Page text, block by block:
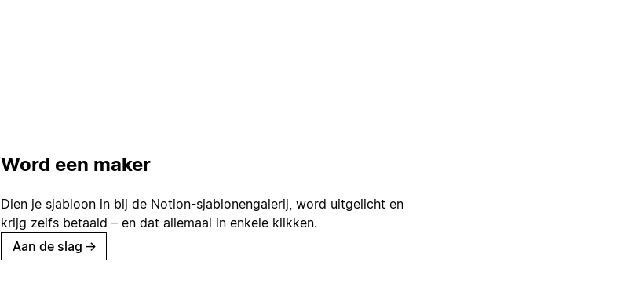
Word een maker
Dien je sjabloon in bij de Notion-sjablonengalerij, word uitgelicht en
krijg zelfs betaald – en dat allemaal in enkele klikken.
Aan de slag →